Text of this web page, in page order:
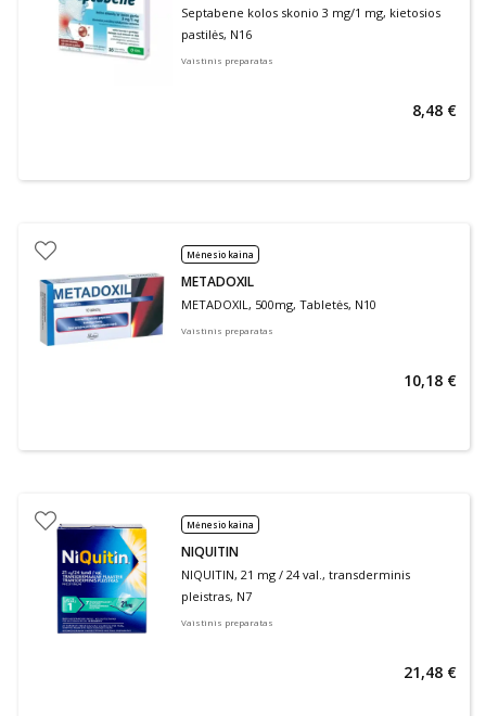
Septabene kolos skonio 3 mg/1 mg, kietosios
pastilės, N16
Vaistinis preparatas
8,48 €
Mėnesio kaina
METADOXIL
METADOXIL, 500mg, Tabletės, N10
Vaistinis preparatas
10,18 €
Mėnesio kaina
NIQUITIN
NIQUITIN, 21 mg / 24 val., transderminis
pleistras, N7
Vaistinis preparatas
21,48 €